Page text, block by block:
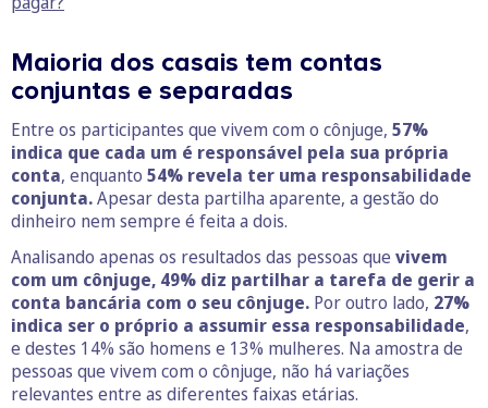
Maioria dos casais tem contas
conjuntas e separadas
Entre os participantes que vivem com o cônjuge, 57%
indica que cada um é responsável pela sua própria
conta, enquanto 54% revela ter uma responsabilidade
conjunta.Apesar desta partilha aparente, a gestão do
dinheiro nem sempre é feita a dois.
Analisando apenas os resultados das pessoas que vivem
com um cônjuge, 49% diz partilhar a tarefa de gerir a
conta bancária com o seu cônjuge. Por outro lado, 27%
indica ser o próprio a assumir essa responsabilidade,
e destes 14% são homens e 13% mulheres. Na amostra de
pessoas que vivem com o cônjuge, não há variações
relevantes entre as diferentes faixas etárias.